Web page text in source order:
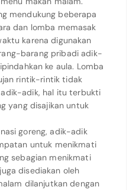
mendukung beberapa
dan lomba memasak
karena digunakan
barang pribadi adik-
ke aula. Lomba
rintik-rintik tidak
adik, hal itu terbukti
yang disajikan untuk
goreng, adik-adik
untuk menikmati
sebagian menikmati
disediakan oleh
dilanjutkan dengan